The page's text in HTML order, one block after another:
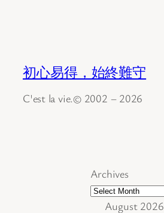
初心易得，始終難守
C'est la vie.© 2002 – 2026
Archives
August 2026